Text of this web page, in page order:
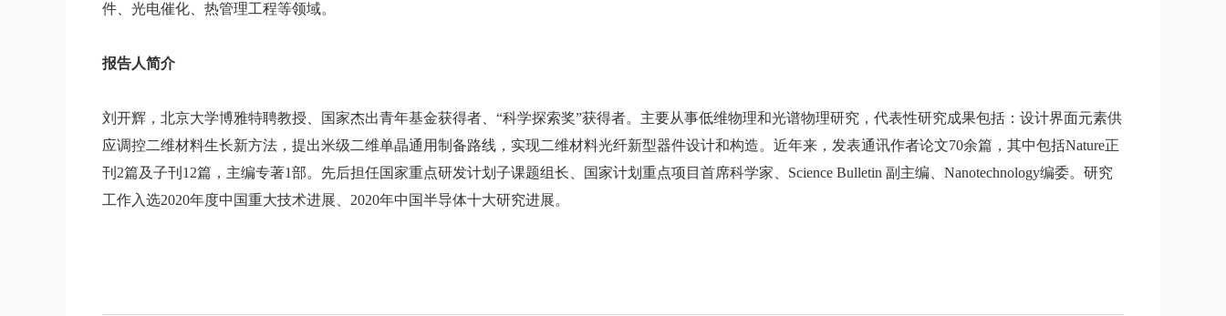
件、光电催化、热管理工程等领域。
报告人简介
刘开辉，北京大学博雅特聘教授、国家杰出青年基金获得者、“科学探索奖”获得者。主要从事低维物理和光谱物理研究，代表性研究成果包括：设计界面元素供
应调控二维材料生长新方法，提出米级二维单晶通用制备路线，实现二维材料光纤新型器件设计和构造。近年来，发表通讯作者论文70余篇，其中包括Nature正
刊2篇及子刊12篇，主编专著1部。先后担任国家重点研发计划子课题组长、国家计划重点项目首席科学家、Science Bulletin 副主编、Nanotechnology编委。研究
工作入选2020年度中国重大技术进展、2020年中国半导体十大研究进展。